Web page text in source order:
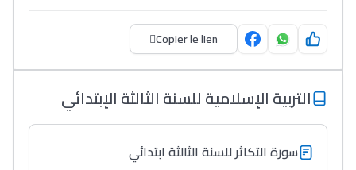
Copier le lien
التربية الإسلامية للسنة الثالثة الإبتدائي
سورة التكاثر للسنة الثالثة ابتدائي